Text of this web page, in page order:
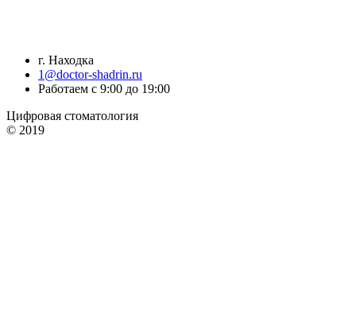
г. Находка
1@doctor-shadrin.ru
Работаем с 9:00 до 19:00
Цифровая стоматология
© 2019